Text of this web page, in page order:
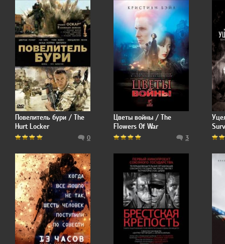
Повелитель бури / The
Hurt Locker
0
Цветы войны / The
Flowers Of War
3